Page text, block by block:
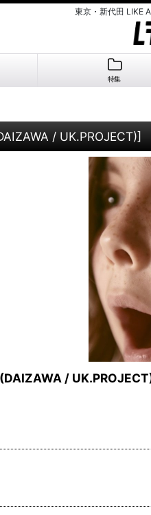
東京・新代田 LIKE
特集
/ UK.PROJECT)]
/